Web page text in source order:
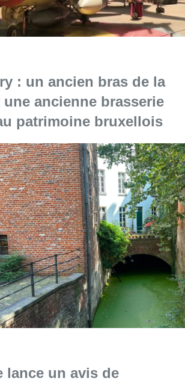
: un ancien bras de la
une ancienne brasserie
patrimoine bruxellois
lance un avis de